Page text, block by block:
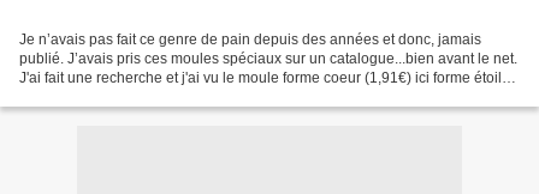
Je n’avais pas fait ce genre de pain depuis des années et donc, jamais
publié. J’avais pris ces moules spéciaux sur un catalogue...bien avant le net.
J'ai fait une recherche et j'ai vu le moule forme coeur (1,91€) ici forme étoile